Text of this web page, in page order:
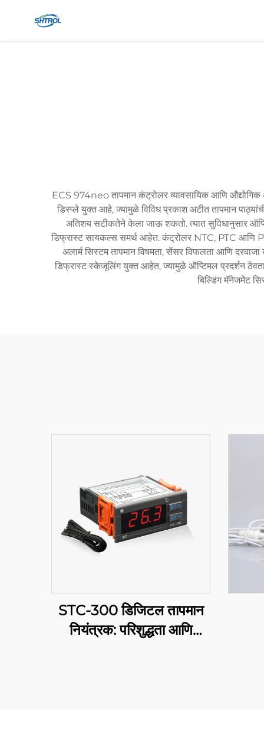
ECS 974neo तापमान कंट्रोलर व्यावसायिक आणि
डिस्प्ले युक्त आहे, ज्यामुळे विविध प्रकाश अटीत तापमान
अतिशय सटीकतेने केला जाऊ शकतो. त्यात सुविधानुसार
डिफ्रास्ट सायकल्स समर्थ आहेत. कंट्रोलर NTC, PTC आणि
अलार्म सिस्टम तापमान विषमता, सेंसर विफलता आणि
डिफ्रास्ट स्केजूलिंग युक्त आहेत, ज्यामुळे ऑप्टिमल प्रदर्शन ठेवता
बिल्डिंग मॅनेजमेंट
STC-300 डिजिटल तापमान
नियंत्रक: परिशुद्धता आणि